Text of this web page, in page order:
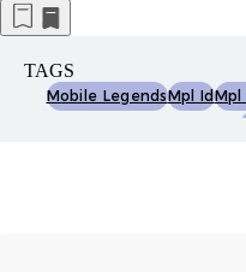
TAGS
Mobile LegendsMpl IdMpl